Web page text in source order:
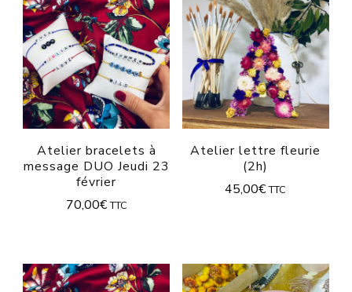
Atelier bracelets à
message DUO Jeudi 23
février
70,00€ TTC
Atelier lettre fleurie
(2h)
45,00€ TTC